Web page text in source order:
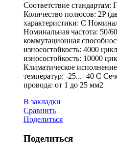
Соответствие
Количество полюсов: 2P
характеристики: C
Номинальная частота: 50/
коммутационная
износостойкость: 4000
износостойкость: 10000
Климатическое
температур: -25...+40 С
провода: от 1 до 25 мм2
В закладки
Сравнить
Поделиться
Поделиться